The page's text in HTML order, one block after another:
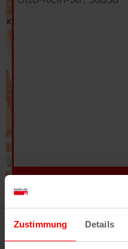
Zustimmung Details